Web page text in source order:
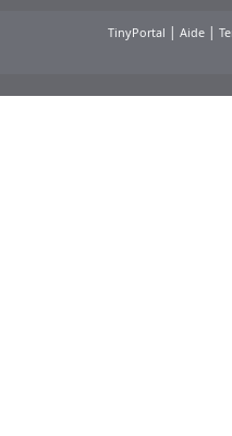
TinyPortal | Aide |